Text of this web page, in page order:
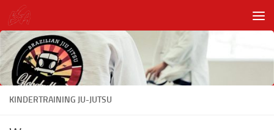
Unter dem Inhalt
KINDERTRAINING JU-JUTSU